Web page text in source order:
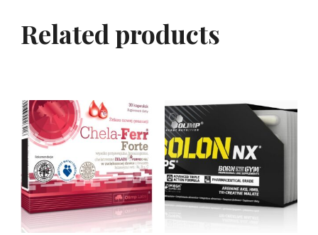
Related products